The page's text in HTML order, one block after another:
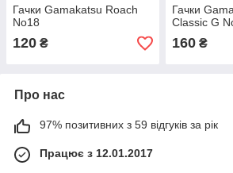
Гачки Gamakatsu Roach
No18
120 ₴
Гачки
Classic G
160₴
Про нас
97% позитивних з 59 відгуків за рік
Працює з 12.01.2017